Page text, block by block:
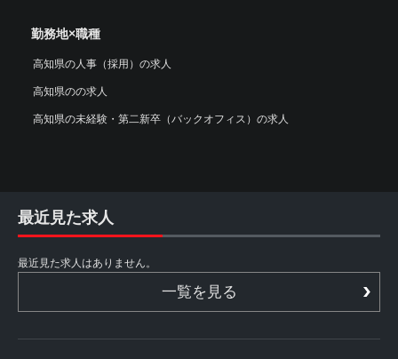
勤務地×職種
高知県の人事（採用）の求人
高知県のの求人
高知県の未経験・第二新卒（バックオフィス）の求人
最近見た求人
最近見た求人はありません。
一覧を見る